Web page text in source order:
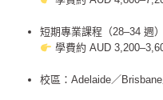
短期專業課程（28–34 週）
學費約 AUD
校區：Adelaide／